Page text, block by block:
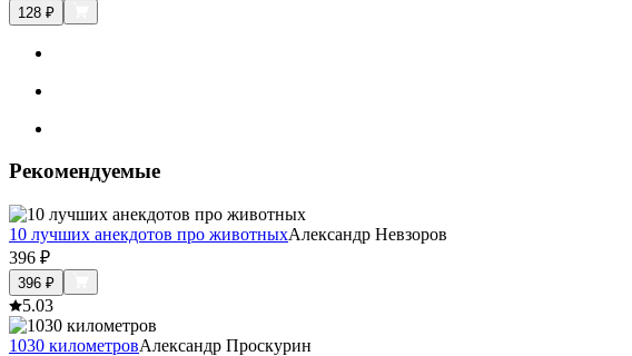
128 ₽
Рекомендуемые
10 лучших анекдотов про животныхАлександр Невзоров
396 ₽
396 ₽
5.03
1030 километровАлександр Проскурин